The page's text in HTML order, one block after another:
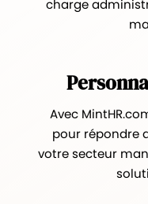
charge
Avec
pour répondre
votre secteur